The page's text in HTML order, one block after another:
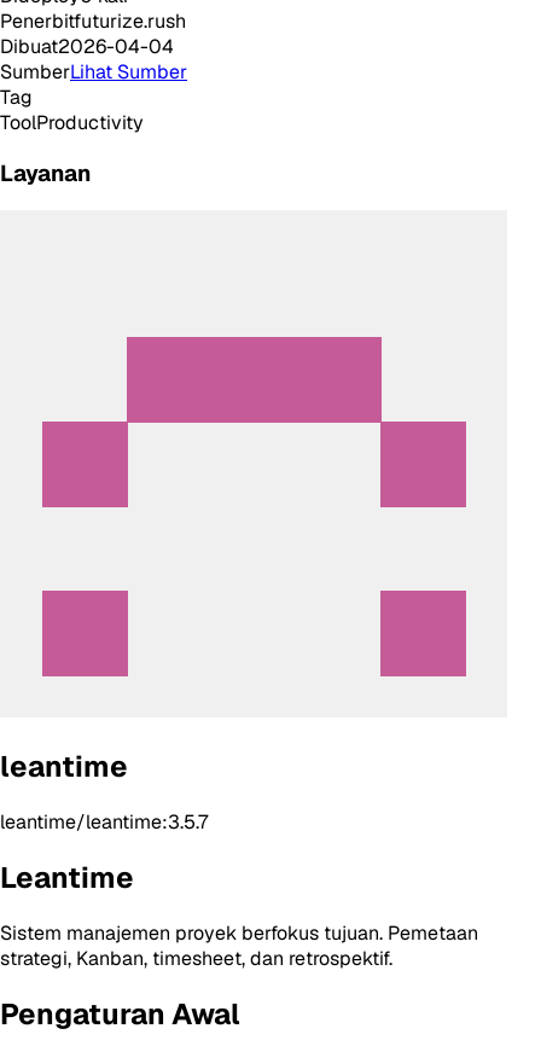
Penerbitfuturize.rush
Dibuat2026-04-04
SumberLihat Sumber
Tag
ToolProductivity
Layanan
leantime
leantime/leantime:3.5.7
Leantime
Sistem manajemen proyek berfokus tujuan. Pemetaan
strategi, Kanban, timesheet, dan retrospektif.
Pengaturan Awal